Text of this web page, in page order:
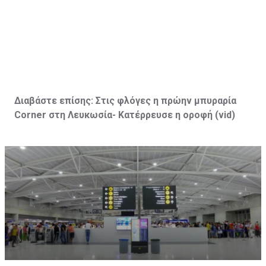
Διαβάστε επίσης: Στις φλόγες η πρώην μπυραρία
Corner στη Λευκωσία- Κατέρρευσε η οροφή (vid)